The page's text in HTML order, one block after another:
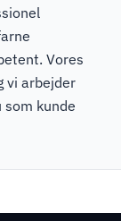
Vores
vi arbejder
som kunde